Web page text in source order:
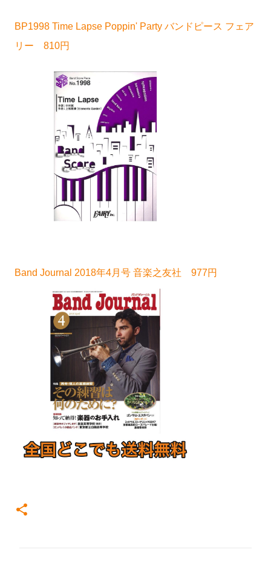
BP1998 Time Lapse Poppin' Party バンドピース フェア
リー 810円
Band Journal 2018年4月号 音楽之友社 977円